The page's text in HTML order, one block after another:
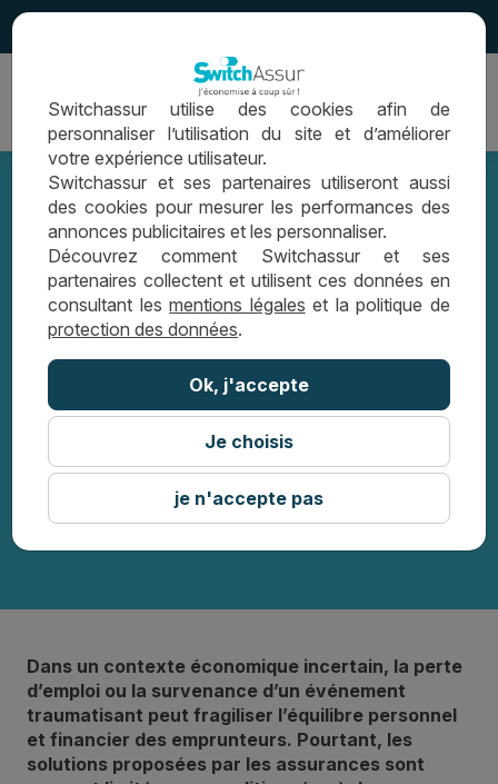
Ouvrir
navigation
Securimut Assistance : un
accompagnement inclus en cas de
coups durs
SECURIMUT ASSISTANCE : UN
ACCOMPAGNEMENT INCLUS EN CAS DE
COUPS DURS
Dans un contexte économique incertain, la perte
d’emploi ou la survenance d’un événement
traumatisant peut fragiliser l’équilibre personnel
et financier des emprunteurs. Pourtant, les
solutions proposées par les assurances sont
Switchassur utilise des cookies afin de
personnaliser l’utilisation du site et d’améliorer
votre expérience utilisateur.
Switchassur et ses partenaires utiliseront aussi
des cookies pour mesurer les performances des
annonces publicitaires et les personnaliser.
Découvrez comment Switchassur et ses
partenaires collectent et utilisent ces données en
consultant lesmentions légales et la politique de
protection des données.
Ok, j'accepte
Je choisis
je n'accepte pas